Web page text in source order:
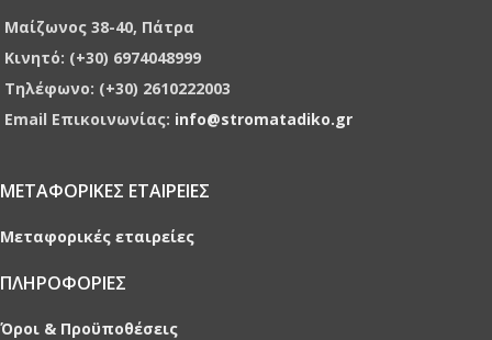
Μαίζωνος 38-40, Πάτρα
Κινητό: (+30) 6974048999
Τηλέφωνο: (+30) 2610222003
Email Επικοινωνίας: info@stromatadiko.gr
ΜΕΤΑΦΟΡΙΚΕΣ ΕΤΑΙΡΕΙΕΣ
Μεταφορικές εταιρείες
ΠΛΗΡΟΦΟΡΙΕΣ
Όροι & Προϋποθέσεις